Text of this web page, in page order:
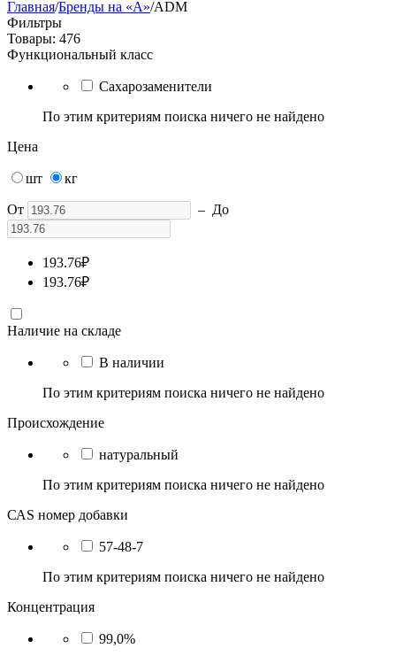
Главная/Бренды на «A»/ADM
Фильтры
Товары: 476
Функциональный класс
Сахарозаменители
По этим критериям поиска ничего не найдено
Цена
шт кг
От – До
193.76₽
193.76₽
Наличие на складе
В наличии
По этим критериям поиска ничего не найдено
Происхождение
натуральный
По этим критериям поиска ничего не найдено
САS номер добавки
57-48-7
По этим критериям поиска ничего не найдено
Концентрация
99,0%